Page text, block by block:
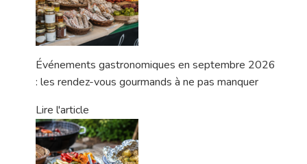
Événements gastronomiques en septembre 2026
: les rendez-vous gourmands à ne pas manquer
Lire l'article